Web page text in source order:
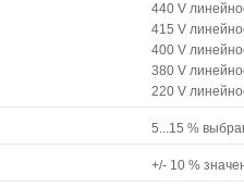
440 V
415 V
400 V
380 V
220 V
5...15 %
+/- 10 %